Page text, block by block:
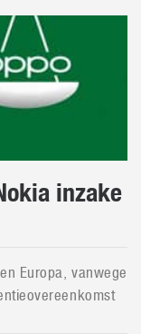
inzake
Europa, vanwege